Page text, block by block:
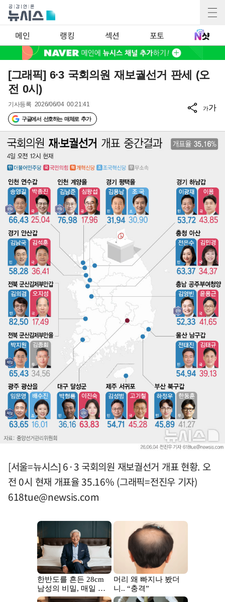
메인 랭킹 섹션 포토
[그래픽] 6·3 국회의원 재보궐선거 판세 (오
전 0시)
기사등록 2026/06/04 00:21:41
구글에서 선호하는 매체로 추가
가가
[서울=뉴시스] 6·3 국회의원 재보궐선거 개표 현황. 오
전 0시 현재 개표율 35.16% (그래픽=전진우 기자)
618tue@newsis.com